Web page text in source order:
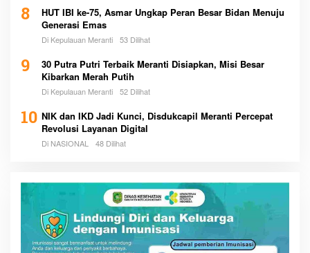
8
HUT IBI ke-75, Asmar Ungkap Peran Besar Bidan Menuju
Generasi Emas
Di Kepulauan Meranti 53 Dilihat
9
30 Putra Putri Terbaik Meranti Disiapkan, Misi Besar
Kibarkan Merah Putih
Di Kepulauan Meranti 52 Dilihat
10 NIK dan IKD Jadi Kunci, Disdukcapil Meranti Percepat
Revolusi Layanan Digital
Di NASIONAL 48 Dilihat